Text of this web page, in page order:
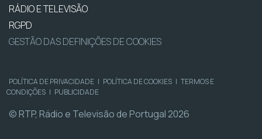
RÁDIO E TELEVISÃO
RGPD
GESTÃO DAS DEFINIÇÕES DE COOKIES
POLÍTICA DE PRIVACIDADE | POLÍTICA DE COOKIES | TERMOS E
CONDIÇÕES | PUBLICIDADE
© RTP, Rádio e Televisão de Portugal 2026